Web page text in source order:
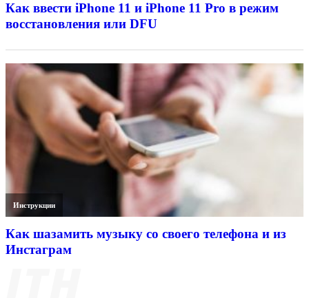
Как ввести iPhone 11 и iPhone 11 Pro в режим
восстановления или DFU
Инструкции
Как шазамить музыку со своего телефона и из
Инстаграм